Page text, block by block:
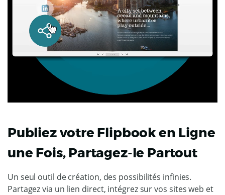
Publiez votre Flipbook en Ligne
une Fois, Partagez-le Partout
Un seul outil de création, des possibilités infinies.
Partagez via un lien direct, intégrez sur vos sites web et